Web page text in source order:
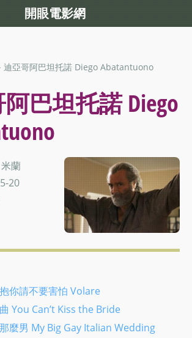
迪亞哥阿巴坦托諾 Diego Abatantuono
巴坦托諾 Diego
蘭
20
你請不要害怕 Volare
You Can’t Kiss the Bride
麼男 My Big Gay Italian Wedding
開眼電影網